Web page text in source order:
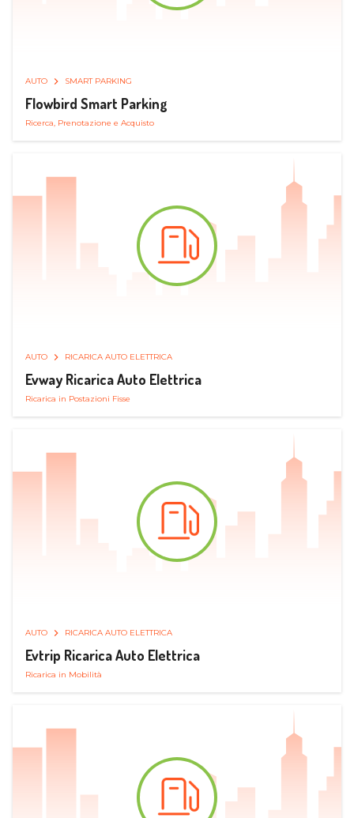
AUTO SMART PARKING
Flowbird Smart Parking
Ricerca, Prenotazione e Acquisto
AUTO RICARICA AUTO ELETTRICA
Evway Ricarica Auto Elettrica
Ricarica in Postazioni Fisse
AUTO RICARICA AUTO ELETTRICA
Evtrip Ricarica Auto Elettrica
Ricarica in Mobilità